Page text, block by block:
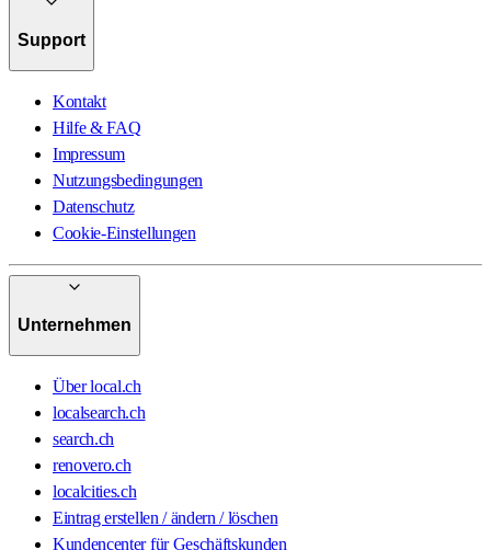
Support
Kontakt
Hilfe & FAQ
Impressum
Nutzungsbedingungen
Datenschutz
Cookie-Einstellungen
Unternehmen
Über local.ch
localsearch.ch
search.ch
renovero.ch
localcities.ch
Eintrag erstellen / ändern / löschen
Kundencenter für Geschäftskunden